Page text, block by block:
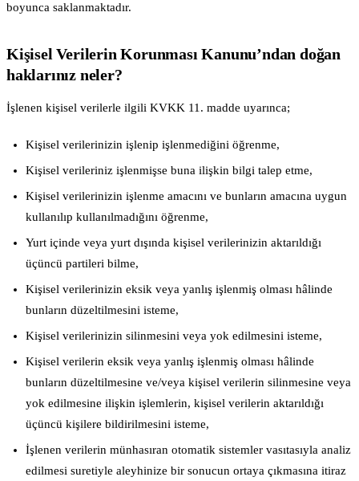
boyunca saklanmaktadır.
Kişisel Verilerin Korunması Kanunu’ndan doğan
haklarınız neler?
İşlenen kişisel verilerle ilgili KVKK 11. madde uyarınca;
Kişisel verilerinizin işlenip işlenmediğini öğrenme,
Kişisel verileriniz işlenmişse buna ilişkin bilgi talep etme,
Kişisel verilerinizin işlenme amacını ve bunların amacına uygun
kullanılıp kullanılmadığını öğrenme,
Yurt içinde veya yurt dışında kişisel verilerinizin aktarıldığı
üçüncü partileri bilme,
Kişisel verilerinizin eksik veya yanlış işlenmiş olması hâlinde
bunların düzeltilmesini isteme,
Kişisel verilerinizin silinmesini veya yok edilmesini isteme,
Kişisel verilerin eksik veya yanlış işlenmiş olması hâlinde
bunların düzeltilmesine ve/veya kişisel verilerin silinmesine veya
yok edilmesine ilişkin işlemlerin, kişisel verilerin aktarıldığı
üçüncü kişilere bildirilmesini isteme,
İşlenen verilerin münhasıran otomatik sistemler vasıtasıyla analiz
edilmesi suretiyle aleyhinize bir sonucun ortaya çıkmasına itiraz